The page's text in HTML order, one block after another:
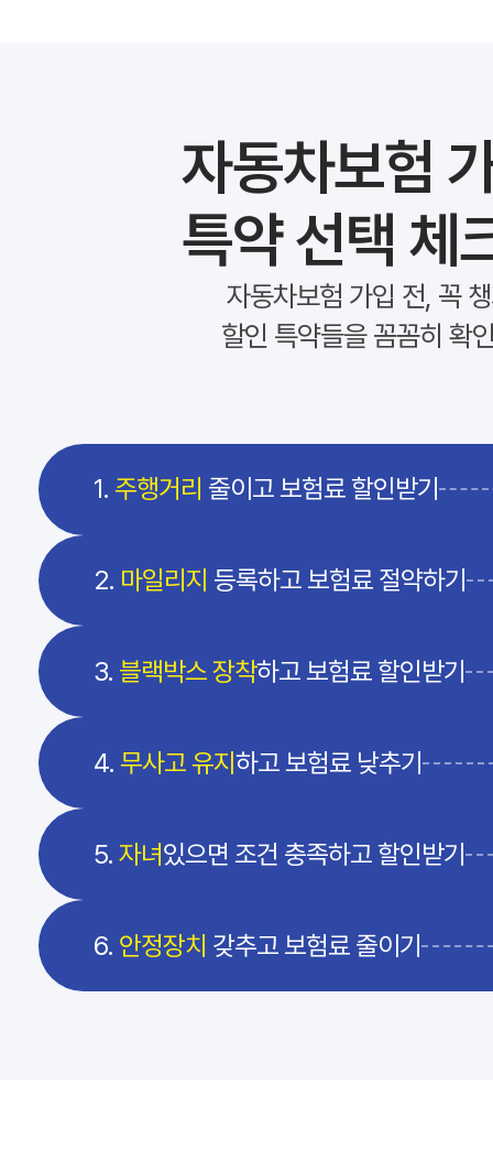
자동차보험
특약 선택 체
자동차보험 가입 전, 꼭
할인 특약들을 꼼꼼히 확
1. 주행거리 줄이고 보험료 할인받기
2. 마일리지 등록하고 보험료 절약하기
3. 블랙박스 장착하고 보험료 할인받기
4. 무사고 유지 하고 보험료 낮추기
5. 자녀있으면 조건 충족하고 할인받기
6. 안정장치 갖추고 보험료 줄이기